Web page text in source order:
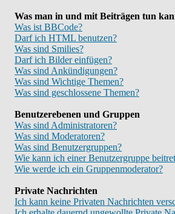
Was man in und mit Beiträgen tun
Was ist BBCode?
Darf ich HTML benutzen?
Was sind Smilies?
Darf ich Bilder einfügen?
Was sind Ankündigungen?
Was sind Wichtige Themen?
Was sind geschlossene Themen?
Benutzerebenen und Gruppen
Was sind Administratoren?
Was sind Moderatoren?
Was sind Benutzergruppen?
Wie kann ich einer Benutzergruppe
Wie werde ich ein Gruppenmoderator?
Private Nachrichten
Ich kann keine Privaten Nachrichten